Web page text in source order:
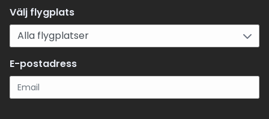
Välj flygplats
E-postadress